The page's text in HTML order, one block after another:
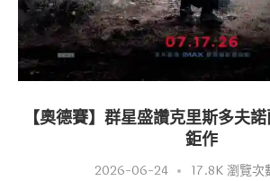
【奧德賽】群星盛讚克里斯多夫
鉅作
2026-06-24 17.8K 瀏覽次